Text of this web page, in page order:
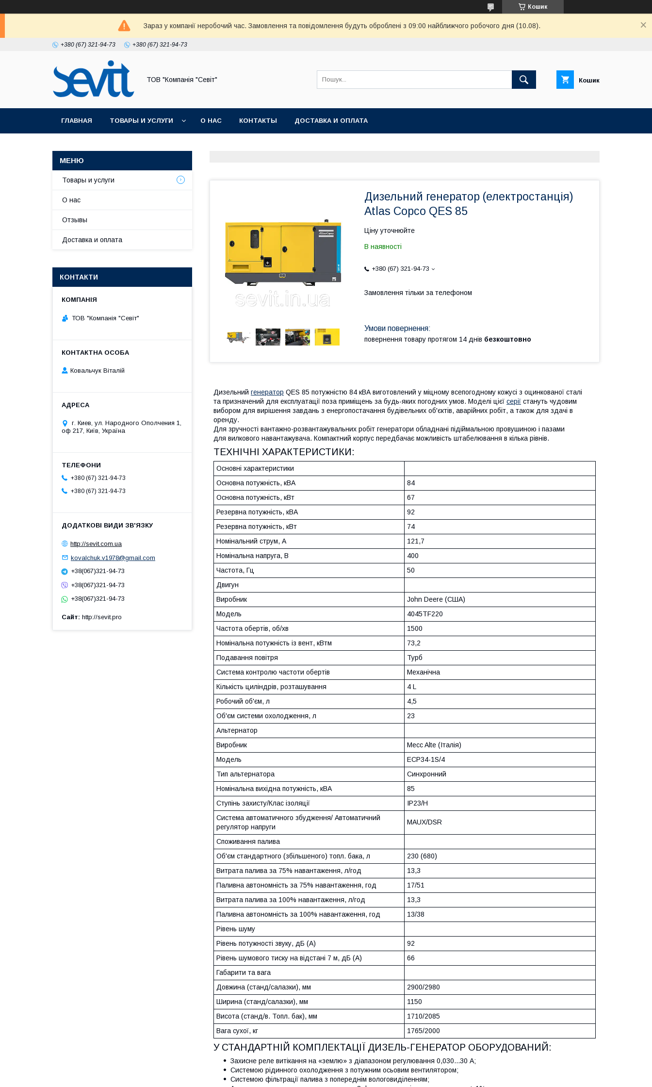
Кошик
Зараз у компанії неробочий час. Замовлення та повідомлення будуть оброблені з 09:00 найближчого робочого дня (10.08).
+380 (67) 321-94-73 +380 (67) 321-94-73
ТОВ "Компанія "Севіт" Кошик
ГЛАВНАЯ ТОВАРЫ И УСЛУГИ О НАС КОНТАКТЫ ДОСТАВКА И ОПЛАТА
Дизельний генератор (електростанція)
Atlas Copco QES 85
Ціну уточнюйте
В наявності
+380 (67) 321-94-73
Замовлення тільки за телефоном
повернення товару протягом 14 днів безкоштовно
Дизельний генератор QES 85 потужністю 84 кВА виготовлений у міцному всепогодному кожусі з оцинкованої сталі
та призначений для експлуатації поза приміщень за будь-яких погодних умов. Моделі цієї серії стануть чудовим
вибором для вирішення завдань з енергопостачання будівельних об'єктів, аварійних робіт, а також для здачі в
оренду.
Для зручності вантажно-розвантажувальних робіт генератори обладнані підіймальною провушиною і пазами
для вилкового навантажувача. Компактний корпус передбачає можливість штабелювання в кілька рівнів.
ТЕХНІЧНІ ХАРАКТЕРИСТИКИ:
Основні характеристики
Основна потужність, кВА
84
Основна потужність, кВт
67
Резервна потужність, кВА
92
Резервна потужність, кВт
74
Номінальний струм, А
121,7
Номінальна напруга, В
400
Частота, Гц
50
Двигун
Виробник
John Deere (США)
Модель
4045TF220
Частота обертів, об/хв
1500
Номінальна потужність із вент, кВтм
73,2
Подавання повітря
Турб
Система контролю частоти обертів
Механічна
Кількість циліндрів, розташування
4 L
Робочий об'єм, л
4,5
Об'єм системи охолодження, л
23
Альтернатор
Виробник
Mecc Alte (Італія)
Модель
ECP34-1S/4
Тип альтернатора
Синхронний
Номінальна вихідна потужність, кВА
85
Ступінь захисту/Клас ізоляції
IP23/H
Система автоматичного збудження/ Автоматичний
регулятор напруги
MAUX/DSR
Споживання палива
Об'єм стандартного (збільшеного) топл. бака, л
230 (680)
Витрата палива за 75% навантаження, л/год
13,3
Паливна автономність за 75% навантаження, год
17/51
Витрата палива за 100% навантаження, л/год
13,3
Паливна автономність за 100% навантаження, год
13/38
Рівень шуму
Рівень потужності звуку, дБ (А)
92
Рівень шумового тиску на відстані 7 м, дБ (А)
66
Габарити та вага
Довжина (станд/салазки), мм
2900/2980
Ширина (станд/салазки), мм
1150
Висота (станд/в. Топл. бак), мм
1710/2085
Вага сухої, кг
1765/2000
У СТАНДАРТНІЙ КОМПЛЕКТАЦІЇ ДИЗЕЛЬ-ГЕНЕРАТОР ОБОРУДОВАНИЙ:
Захисне реле витікання на «землю» з діапазоном регулювання 0,030...30 А;
Системою рідинного охолодження з потужним осьовим вентилятором;
Системою фільтрації палива з попереднім вологовиділенням;
Товары и услуги
О нас
Отзывы
Доставка и оплата
КОНТАКТИ
ТОВ "Компанія "Севіт"
Ковальчук Віталій
г. Киев, ул. Народного Ополчения 1,
оф 217, Київ, Україна
+380 (67) 321-94-73
+380 (67) 321-94-73
http://sevit.com.ua
kovalchuk.v1978@gmail.com
+38(067)321-94-73
+38(067)321-94-73
+38(067)321-94-73
Сайт http://sevit.pro